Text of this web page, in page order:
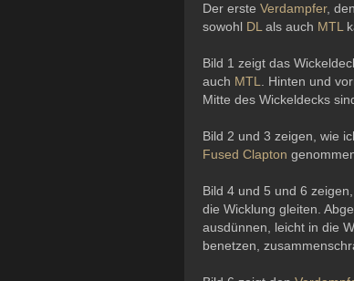
Der ersteVerdampfer,
sowohl DL als auch MTL
Bild 1 zeigt das
auch MTL . Hinten und
Mitte des Wickeldecks
Bild 2 und 3 zeigen, wie
Fused Clapton
Bild 4 und 5 und 6
die Wicklung gleiten.
ausdünnen, leicht in die
benetzen,